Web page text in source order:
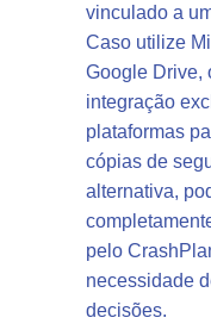
vinculado a
Caso utilize
Google Drive,
integração
plataformas
cópias de
alternativa,
pelo
necessidade
decisões.